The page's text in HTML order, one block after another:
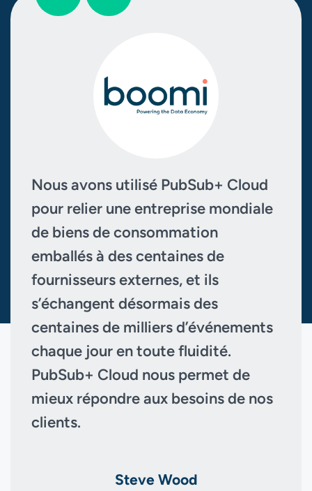
Nous avons utilisé PubSub+ Cloud
pour relier une entreprise mondiale
de biens de consommation
emballés à des centaines de
fournisseurs externes, et ils
s’échangent désormais des
centaines de milliers d’événements
chaque jour en toute fluidité.
PubSub+ Cloud nous permet de
mieux répondre aux besoins de nos
clients.
Steve Wood